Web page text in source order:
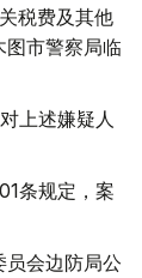
税费及其他
图市警察局临
上述嫌疑人
条规定，案
员会边防局公